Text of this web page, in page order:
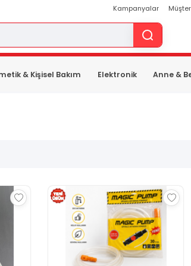
Kampanyalar
& Kişisel Bakım Elektronik Anne &